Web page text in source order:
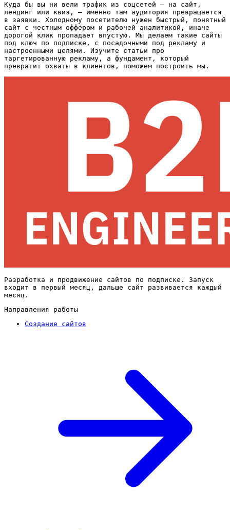
Куда бы вы ни вели трафик из соцсетей — на сайт,
лендинг или квиз, — именно там аудитория превращается
в заявки. Холодному посетителю нужен быстрый, понятный
сайт с честным оффером и рабочей аналитикой, иначе
дорогой клик пропадает впустую. Мы делаем такие сайты
под ключ по подписке, с посадочными под рекламу и
настроенными целями. Изучите статьи про
таргетированную рекламу, а фундамент, который
превратит охваты в клиентов, поможем построить мы.
Разработка и продвижение сайтов по подписке. Запуск
входит в первый месяц, дальше сайт развивается каждый
месяц.
Направления работы
Создание сайтов